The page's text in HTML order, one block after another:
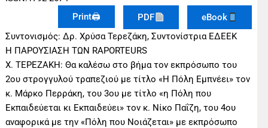
Print🖨
PDF
eBook
Συντονισμός: Δρ. Χρύσα Τερεζάκη, Συντονίστρια ΕΔΕΕΚ
Η ΠΑΡΟΥΣΙΑΣΗ ΤΩΝ RAPORTEURS
Χ. ΤΕΡΕΖΑΚΗ: Θα καλέσω στο βήμα τον εκπρόσωπο του
2ου στρογγυλού τραπεζιού με τίτλο «Η Πόλη Εμπνέει» τον
κ. Μάρκο Περράκη, του 3ου με τίτλο «η Πόλη που
Εκπαιδεύεται κι Εκπαιδεύει» τον κ. Νίκο Παΐζη, του 4ου
αναφορικά με την «Πόλη που Νοιάζεται» με εκπρόσωπο